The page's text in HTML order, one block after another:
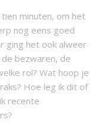
minuten, om het
nog eens goed
ging het ook alweer
bezwaren, de
rol? Wat hoop je
Hoe leg ik dit of
recente